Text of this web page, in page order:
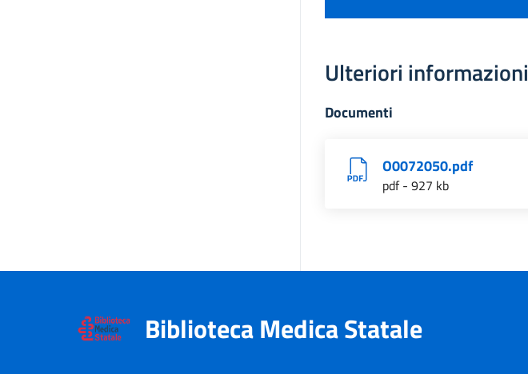
Ulteriori informazioni
Documenti
O0072050.pdf
pdf - 927 kb
Biblioteca Medica Statale